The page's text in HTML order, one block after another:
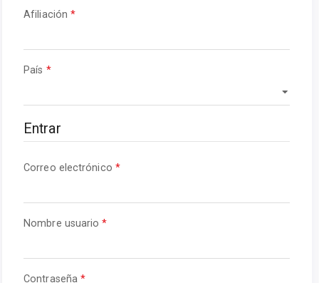
Afiliación*Obligatorio
País *Obligatorio
Entrar
Correo electrónico *Obligatorio
Nombre usuario*Obligatorio
Contraseña*Obligatorio